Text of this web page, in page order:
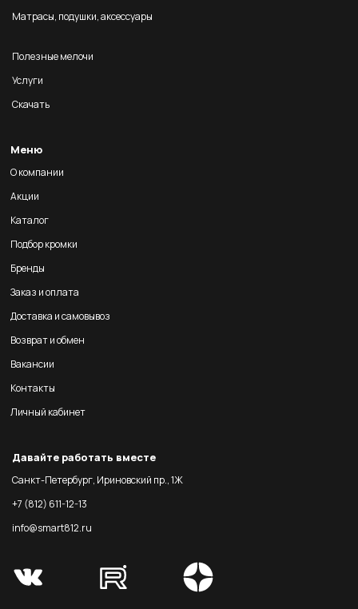
Матрасы, подушки, аксессуары
Полезные мелочи
Услуги
Скачать
Меню
О компании
Акции
Каталог
Подбор кромки
Бренды
Заказ и оплата
Доставка и самовывоз
Возврат и обмен
Вакансии
Контакты
Личный кабинет
Давайте работать вместе
Санкт-Петербург, Ириновский пр., 1Ж
+7 (812) 611-12-13
info@smart812.ru